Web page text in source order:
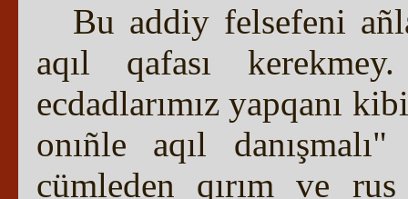
Bu addiy felsefeni
aqıl qafası
ecdadlarımız yapqanı
onıñle aqıl
cümleden qırım ve